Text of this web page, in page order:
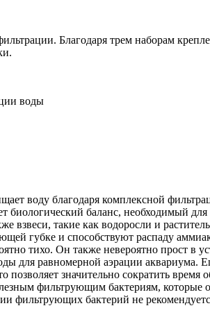
Благодаря трем наборам
воды
воду благодаря комплексной
биологический баланс, необходимый
взвеси, такие как водоросли и
губке и способствуют распаду
тихо. Он также невероятно прост в
для равномерной аэрации аквариума.
значительно сократить
фильтрующим бактериям, которые
фильтрующих бактерий не